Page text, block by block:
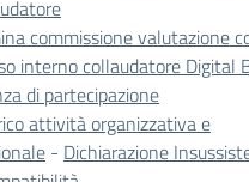
commissione valutazione
interno collaudatore Digital
di partecipazione
attività organizzativa e
- Dichiarazione